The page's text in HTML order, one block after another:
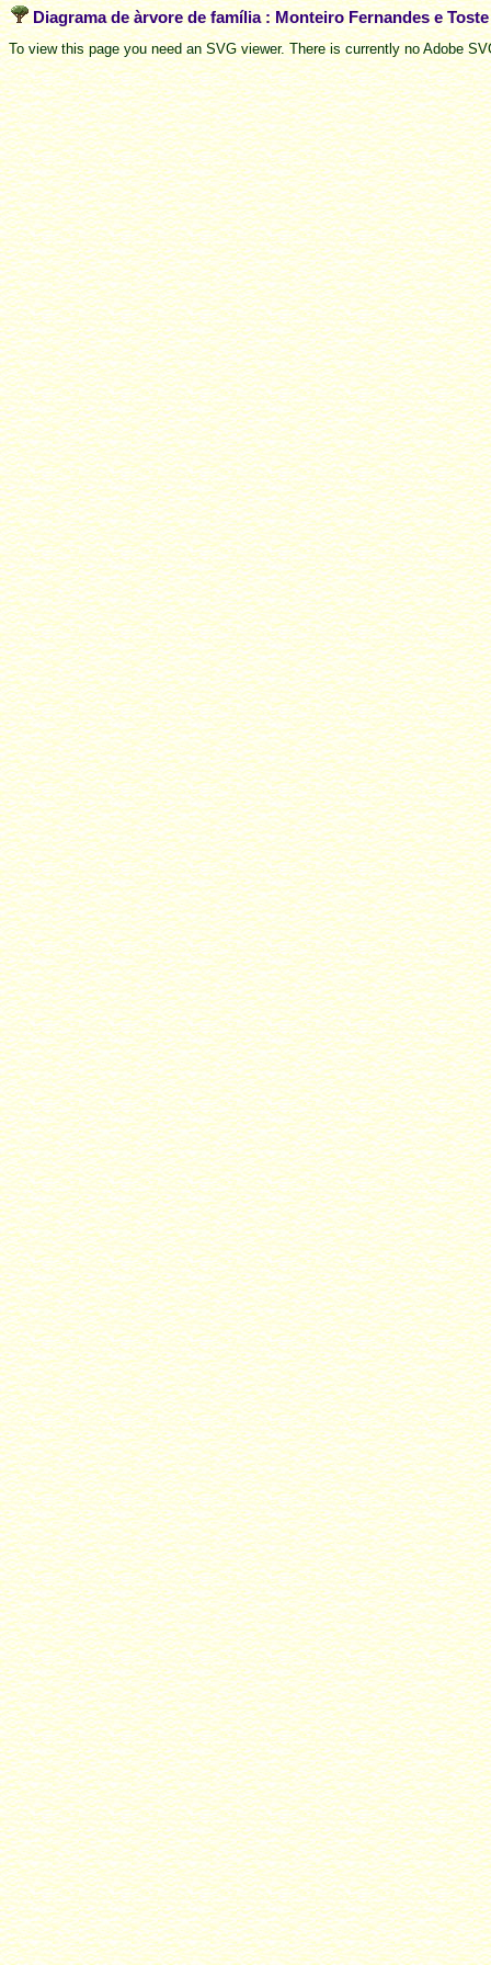
Diagrama de àrvore de família : Monteiro Fernandes e
To view this page you need an SVG viewer. There is currently no Adobe